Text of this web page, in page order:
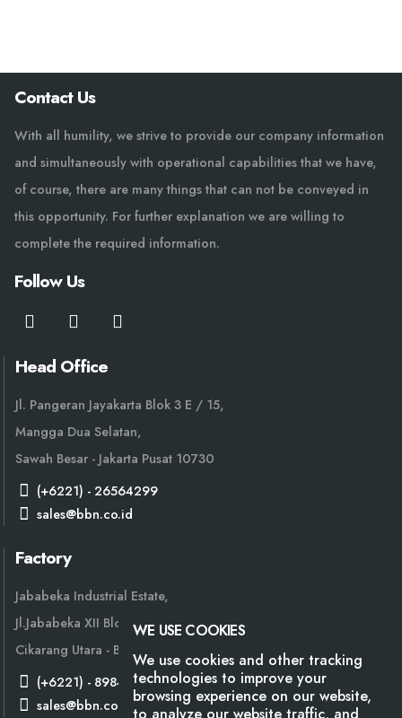
Contact Us
With all humility, we strive to provide our company information
and simultaneously with operational capabilities that we have,
of course, there are many things that can not be conveyed in
this opportunity. For further explanation we are willing to
complete the required information.
Follow Us
Head Office
Jl. Pangeran Jayakarta Blok 3 E / 15,
Mangga Dua Selatan,
Sawah Besar - Jakarta Pusat 10730
(+6221) - 26564299
sales@bbn.co.id
Factory
Jababeka Industrial Estate,
Jl.Jababeka XII Block W No. 42 - 43,
Cikarang Utara - Bekasi 17530
(+6221) - 89840066
sales@bbn.co.id
WE USE COOKIES
We use cookies and other tracking
technologies to improve your
browsing experience on our website,
to analyze our website traffic, and